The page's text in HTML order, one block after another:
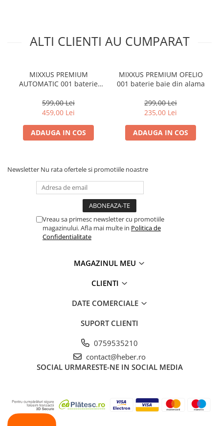
ALTI CLIENTI AU CUMPARAT
MIXXUS PREMIUM
AUTOMATIC 001 baterie
599,00 Lei
459,00 Lei
ADAUGA IN COS
MIXXUS PREMIUM OFELIO
001 baterie baie din alama
299,00 Lei
235,00 Lei
ADAUGA IN COS
Newsletter Nu rata ofertele si promotiile noastre
Vreau sa primesc newsletter cu promotiile
magazinului. Afla mai multe in Politica de
Confidentialitate
MAGAZINUL MEU
CLIENTI
DATE COMERCIALE
SUPORT CLIENTI
0759535210
contact@heber.ro
SOCIAL URMARESTE-NE IN SOCIAL MEDIA